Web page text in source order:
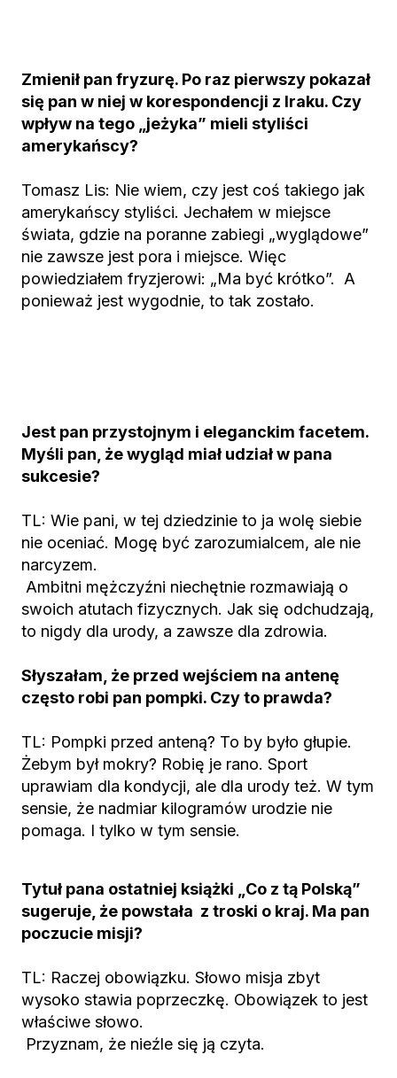
Zmienił pan fryzurę. Po raz pierwszy pokazał
się pan w niej w korespondencji z Iraku. Czy
wpływ na tego „jeżyka” mieli styliści
amerykańscy?
Tomasz Lis: Nie wiem, czy jest coś takiego jak
amerykańscy styliści. Jechałem w miejsce
świata, gdzie na poranne zabiegi „wyglądowe”
nie zawsze jest pora i miejsce. Więc
powiedziałem fryzjerowi: „Ma być krótko”. A
ponieważ jest wygodnie, to tak zostało.
Jest pan przystojnym i eleganckim facetem.
Myśli pan, że wygląd miał udział w pana
sukcesie?
TL: Wie pani, w tej dziedzinie to ja wolę siebie
nie oceniać. Mogę być zarozumialcem, ale nie
narcyzem.
Ambitni mężczyźni niechętnie rozmawiają o
swoich atutach fizycznych. Jak się odchudzają,
to nigdy dla urody, a zawsze dla zdrowia.
Słyszałam, że przed wejściem na antenę
często robi pan pompki. Czy to prawda?
TL: Pompki przed anteną? To by było głupie.
Żebym był mokry? Robię je rano. Sport
uprawiam dla kondycji, ale dla urody też. W tym
sensie, że nadmiar kilogramów urodzie nie
pomaga. I tylko w tym sensie.
Tytuł pana ostatniej książki „Co z tą Polską”
sugeruje, że powstała z troski o kraj. Ma pan
poczucie misji?
TL: Raczej obowiązku. Słowo misja zbyt
wysoko stawia poprzeczkę. Obowiązek to jest
właściwe słowo.
Przyznam, że nieźle się ją czyta.